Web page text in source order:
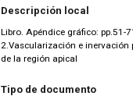
Descripción local
Libro. Apéndice gráfico: pp.51-
2.Vascularización e
de la región apical
Tipo de documento